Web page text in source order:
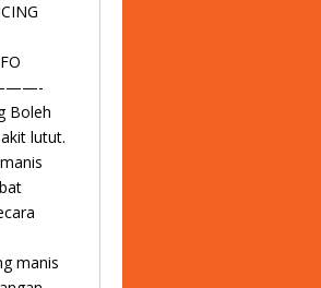
Boleh
lutut.
manis